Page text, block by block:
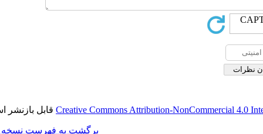
Creative Commonsقابل بازنشر است.
برگشت به فهرست نسخه ها